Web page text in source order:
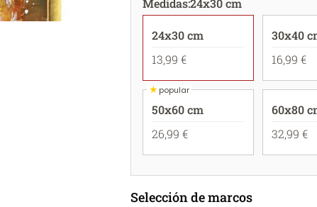
Medidas:24x30 cm
24x30 cm
13,99 €
30x40
16,99 €
★popular
50x60 cm
26,99 €
60x80
32,99 €
Selección de marcos